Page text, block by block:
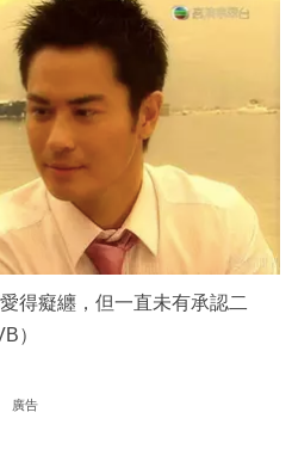
得癡纏，但一直未有承認二
）
廣告